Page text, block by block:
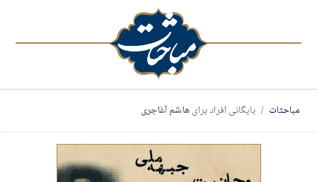
مباحثات بایگانی افراد برایهاشم آغاجری